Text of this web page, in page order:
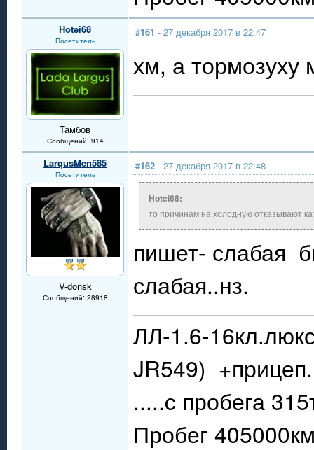
Hotei68
Посетитель
Тамбов
Сообщений: 914
#161 - 27 декабря 2017 в 22:47
хм, а тормозуху
LarqusMen585
Посетитель
V-donsk
Сообщений: 28918
#162 - 27 декабря 2017 в 22:48
Hotei68:
то причинам на холодную отказывают
пишет- слабая
слабая..нз.
ЛЛ-1.6-
JR549) +прицеп.
.....c пробега
Пробег